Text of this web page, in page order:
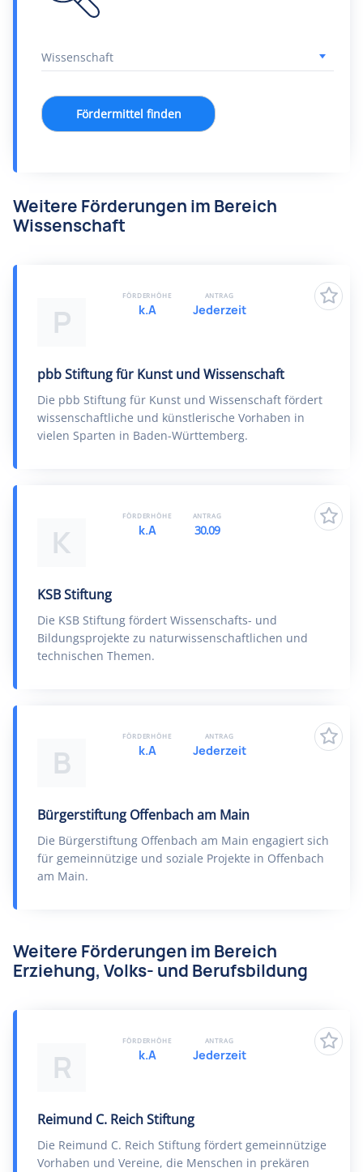
Fördermittel finden
Weitere Förderungen im Bereich
Wissenschaft
P
pbb Stiftung für Kunst und Wissenschaft
Die pbb Stiftung für Kunst und Wissenschaft fördert
wissenschaftliche und künstlerische Vorhaben in
vielen Sparten in Baden-Württemberg.
FÖRDERHÖHE
k.A
ANTRAG
Jederzeit
K
KSB Stiftung
Die KSB Stiftung fördert Wissenschafts- und
Bildungsprojekte zu naturwissenschaftlichen und
technischen Themen.
FÖRDERHÖHE
k.A
ANTRAG
30.09
B
Bürgerstiftung Offenbach am Main
Die Bürgerstiftung Offenbach am Main engagiert sich
für gemeinnützige und soziale Projekte in Offenbach
am Main.
FÖRDERHÖHE
k.A
ANTRAG
Jederzeit
Weitere Förderungen im Bereich
Erziehung, Volks- und Berufsbildung
R
Reimund C. Reich Stiftung
Die Reimund C. Reich Stiftung fördert gemeinnützige
Vorhaben und Vereine, die Menschen in prekären
FÖRDERHÖHE
k.A
ANTRAG
Jederzeit